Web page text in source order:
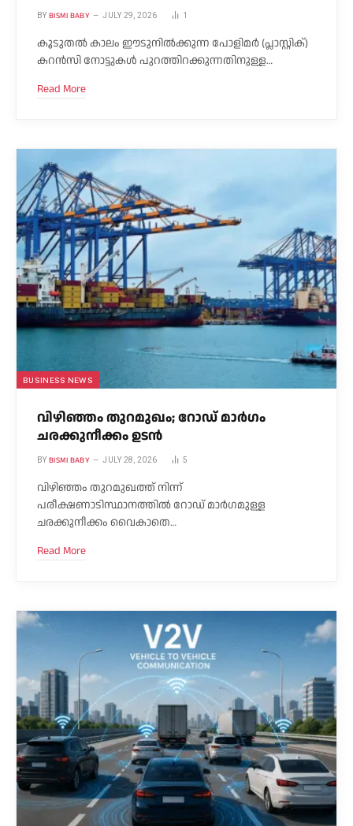
BY BISMI BABY JULY 29, 2026 1
കൂടുതൽ കാലം ഈടുനിൽക്കുന്ന പോളിമർ (പ്ലാസ്റ്റിക്)
കറൻസി നോട്ടുകൾ പുറത്തിറക്കുന്നതിനുള്ള…
Read More
BUSINESS NEWS
വിഴിഞ്ഞം തുറമുഖം; റോഡ് മാർഗം
ചരക്കുനീക്കം ഉടൻ
BY BISMI BABY JULY 28, 2026 5
വിഴിഞ്ഞം തുറമുഖത്ത് നിന്ന്
പരീക്ഷണാടിസ്ഥാനത്തിൽ റോഡ് മാർഗമുള്ള
ചരക്കുനീക്കം വൈകാതെ…
Read More